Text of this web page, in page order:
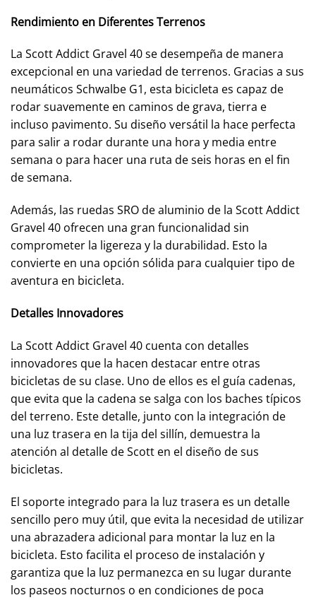
Rendimiento en Diferentes Terrenos
La Scott Addict Gravel 40 se desempeña de manera
excepcional en una variedad de terrenos. Gracias a sus
neumáticos Schwalbe G1, esta bicicleta es capaz de
rodar suavemente en caminos de grava, tierra e
incluso pavimento. Su diseño versátil la hace perfecta
para salir a rodar durante una hora y media entre
semana o para hacer una ruta de seis horas en el fin
de semana.
Además, las ruedas SRO de aluminio de la Scott Addict
Gravel 40 ofrecen una gran funcionalidad sin
comprometer la ligereza y la durabilidad. Esto la
convierte en una opción sólida para cualquier tipo de
aventura en bicicleta.
Detalles Innovadores
La Scott Addict Gravel 40 cuenta con detalles
innovadores que la hacen destacar entre otras
bicicletas de su clase. Uno de ellos es el guía cadenas,
que evita que la cadena se salga con los baches típicos
del terreno. Este detalle, junto con la integración de
una luz trasera en la tija del sillín, demuestra la
atención al detalle de Scott en el diseño de sus
bicicletas.
El soporte integrado para la luz trasera es un detalle
sencillo pero muy útil, que evita la necesidad de utilizar
una abrazadera adicional para montar la luz en la
bicicleta. Esto facilita el proceso de instalación y
garantiza que la luz permanezca en su lugar durante
los paseos nocturnos o en condiciones de poca